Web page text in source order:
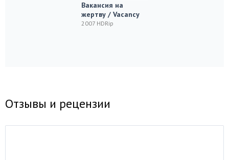
Вакансия на
жертву / Vacancy
2007 HDRip
Отзывы и рецензии